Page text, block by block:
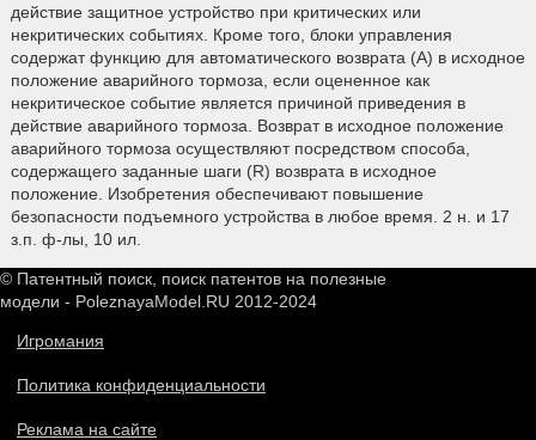
действие защитное устройство при критических или
некритических событиях. Кроме того, блоки управления
содержат функцию для автоматического возврата (A) в исходное
положение аварийного тормоза, если оцененное как
некритическое событие является причиной приведения в
действие аварийного тормоза. Возврат в исходное положение
аварийного тормоза осуществляют посредством способа,
содержащего заданные шаги (R) возврата в исходное
положение. Изобретения обеспечивают повышение
безопасности подъемного устройства в любое время. 2 н. и 17
з.п. ф-лы, 10 ил.
© Патентный поиск, поиск патентов на полезные
модели - PoleznayaModel.RU 2012-2024
Игромания
Политика конфиденциальности
Реклама на сайте